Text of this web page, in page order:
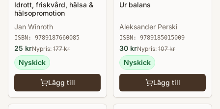
Idrott, friskvård, hälsa &
hälsopromotion
Jan Winroth
ISBN: 9789187660085
25 krNypris: 177kr
Nyskick
Lägg till
Ur balans
Aleksander Perski
ISBN: 9789185015009
30 krNypris: 107kr
Nyskick
Lägg till